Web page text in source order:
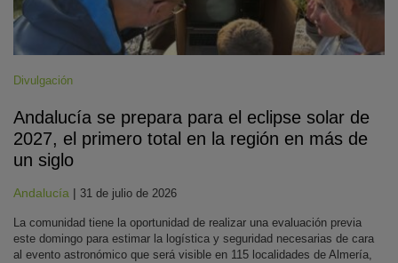
Divulgación
Andalucía se prepara para el eclipse solar de
2027, el primero total en la región en más de
un siglo
Andalucía | 31 de julio de 2026
La comunidad tiene la oportunidad de realizar una evaluación previa
este domingo para estimar la logística y seguridad necesarias de cara
al evento astronómico que será visible en 115 localidades de Almería,